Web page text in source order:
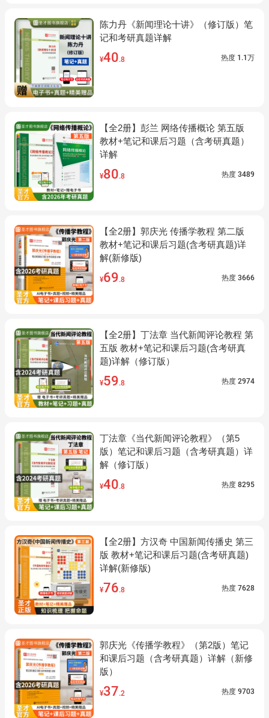
陈力丹《新闻理论十讲》（修订版）笔
记和考研真题详解
¥40.8 热度 1.1万
【全2册】彭兰 网络传播概论 第五版
教材+笔记和课后习题（含考研真题）
详解
¥80.8 热度 3489
【全2册】郭庆光 传播学教程 第二版
教材+笔记和课后习题(含考研真题)详
解(新修版)
¥69.8 热度 3666
【全2册】丁法章 当代新闻评论教程 第
五版 教材+笔记和课后习题(含考研真
题)详解（修订版）
¥59.8 热度 2974
丁法章《当代新闻评论教程》（第5
版）笔记和课后习题（含考研真题）详
解（修订版）
¥40.8 热度 8295
【全2册】方汉奇 中国新闻传播史 第三
版 教材+笔记和课后习题(含考研真题)
详解(新修版)
¥76.8 热度 7628
郭庆光《传播学教程》（第2版）笔记
和课后习题（含考研真题）详解（新修
版）
¥37.2 热度 9703